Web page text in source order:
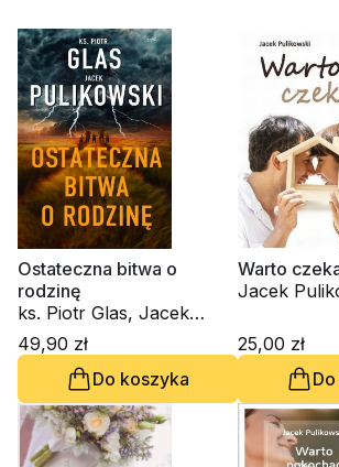
Ostateczna bitwa o
rodzinę
ks. Piotr Glas, Jacek
Pulikowski
49,90 zł
Do koszyka
Warto
Jacek
25,00 zł